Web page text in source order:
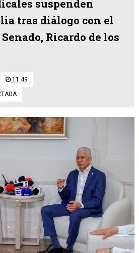
suspenden
tras diálogo con el
Ricardo de los
11:49